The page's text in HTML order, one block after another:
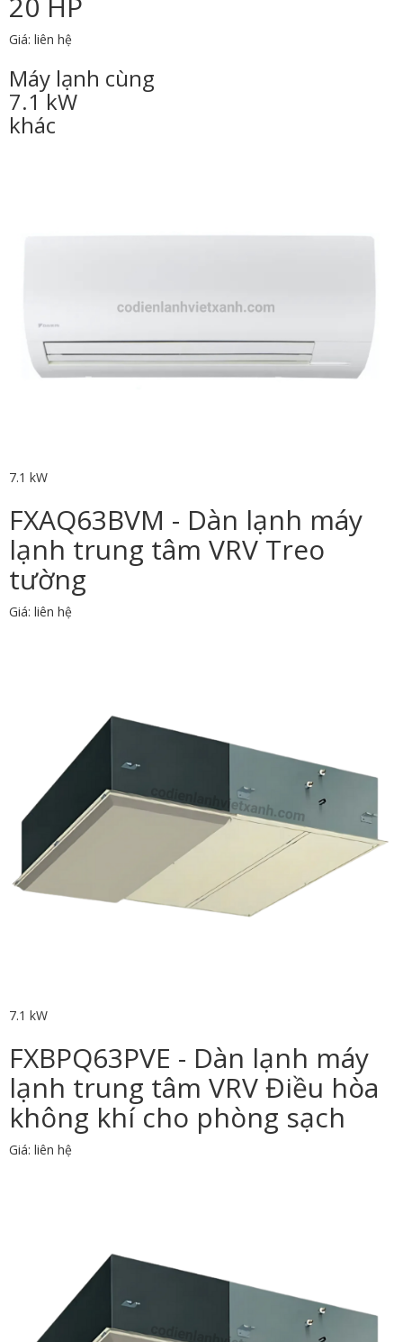
Giá: liên hệ
Máy lạnh cùng
7.1 kW
khác
7.1 kW
FXAQ63BVM - Dàn lạnh máy
lạnh trung tâm VRV Treo
tường
Giá: liên hệ
7.1 kW
FXBPQ63PVE - Dàn lạnh máy
lạnh trung tâm VRV Điều hòa
không khí cho phòng sạch
Giá: liên hệ